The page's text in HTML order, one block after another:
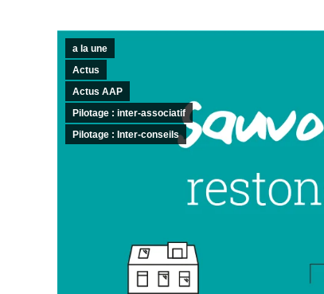
a la une
Actus
Actus AAP
Pilotage : inter-associatif
Pilotage : Inter-conseils